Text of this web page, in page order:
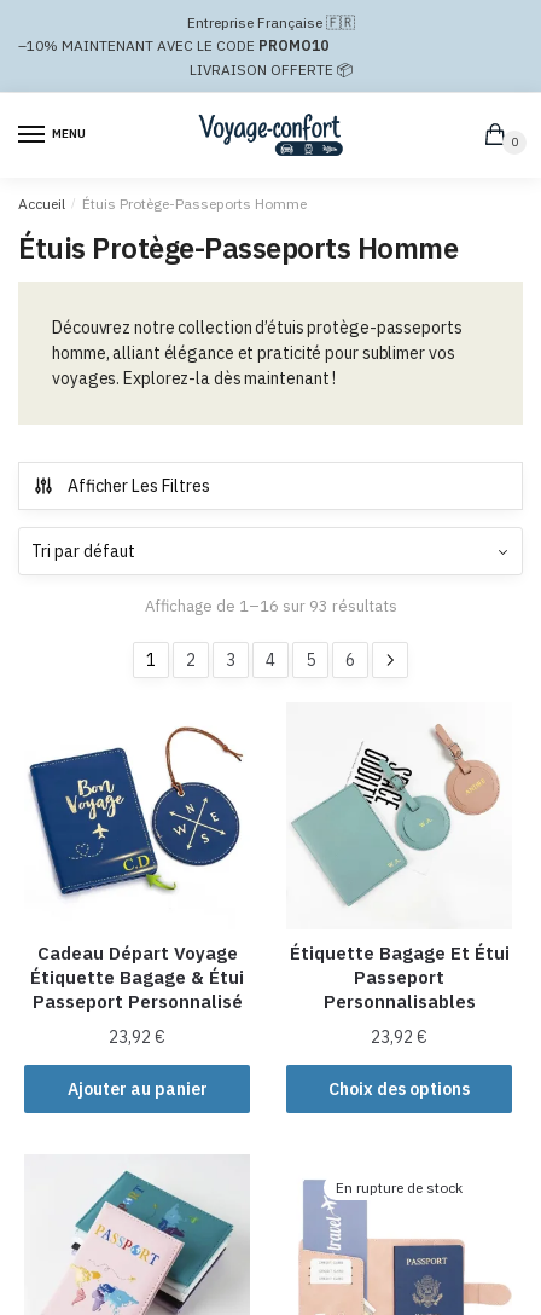
navigation
Entreprise Française 🇫🇷
–10% MAINTENANT AVEC LE CODE PROMO10
LIVRAISON OFFERTE 📦
MENU
0
Accueil / Étuis Protège-Passeports Homme
Étuis Protège-Passeports Homme
Découvrez notre collection d’étuis protège-passeports
homme, alliant élégance et praticité pour sublimer vos
voyages. Explorez-la dès maintenant !
Afficher Les Filtres
Affichage de 1–16 sur 93 résultats
1 2 3 4 5 6
Cadeau Départ Voyage
Étiquette Bagage & Étui
Passeport Personnalisé
23,92€
Ajouter au panier
Étiquette Bagage Et Étui
Passeport
Personnalisables
23,92€
Choix des options
Ce
produit
variations.
options
peuvent
En rupture de stock